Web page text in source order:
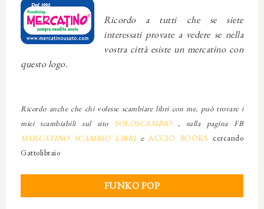
Ricordo a tutti che se siete
interessati provate a vedere se nella
vostra città esiste un mercatino con
questo logo.
Ricordo anche che chi volesse scambiare libri con me, può trovare i
miei scambiabili sul sito SOLOSCAMBIO, sulla pagina FB
MERCATINO SCAMBIO LIBRIeACCIO BOOKS cercando
Gattolibraio
FUNKO POP